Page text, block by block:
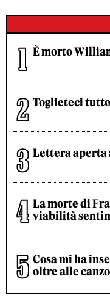
È morto
Toglieteci
Lettera aperta
La morte di
viabilità
Cosa mi ha
oltre alle